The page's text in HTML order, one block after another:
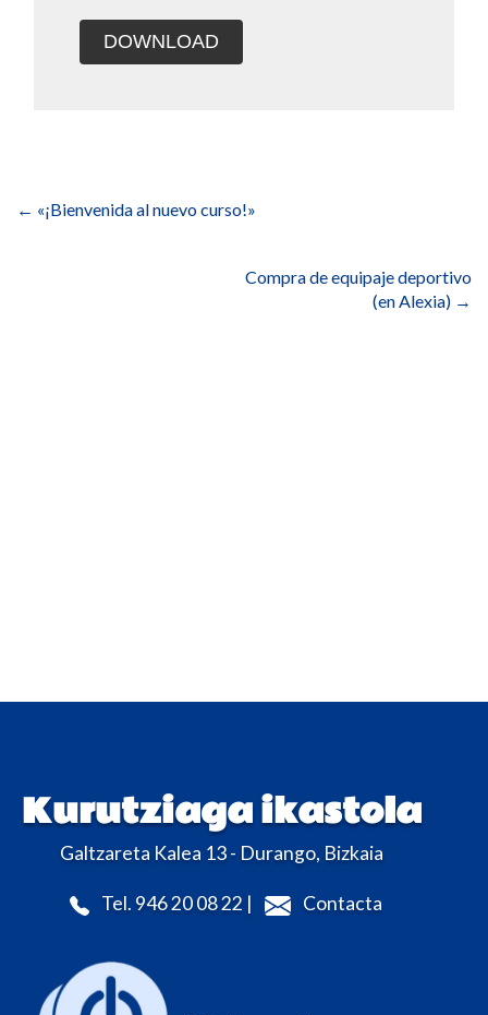
DOWNLOAD
de
← «¡Bienvenida al nuevo curso!»
Compra de equipaje deportivo
(en Alexia) →
Kurutziaga ikastola
Galtzareta Kalea 13 - Durango, Bizkaia
Tel. 946 20 08 22 | Contacta